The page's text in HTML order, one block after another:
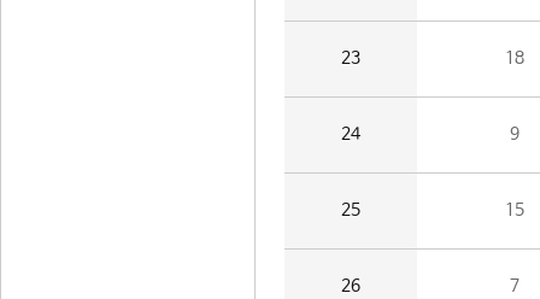
23 18
24 9
25 15
26 7